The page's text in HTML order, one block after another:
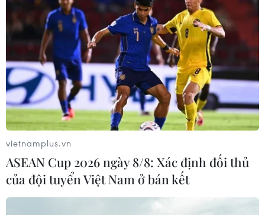
vietnamplus.vn
ASEAN Cup 2026 ngày 8/8: Xác định đối thủ
của đội tuyển Việt Nam ở bán kết